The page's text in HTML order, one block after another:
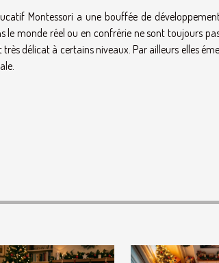
Montessori a une bouffée de
le monde réel ou en confrérie ne sont toujours
très délicat à certains niveaux. Par ailleurs elles